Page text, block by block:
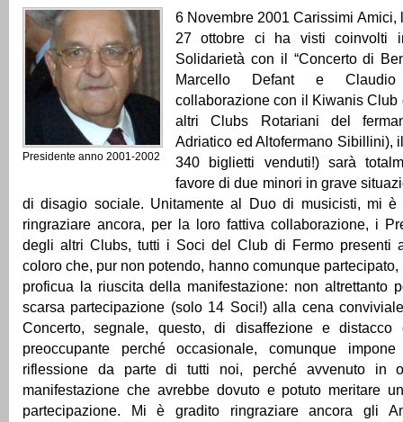
Presidente anno 2001-2002
6 Novembre 2001 Carissimi Amici,
27 ottobre ci ha visti coinvolti
Solidarietà con il “Concerto di
Marcello Defant e
collaborazione con il Kiwanis Club
altri Clubs Rotariani del
Adriatico ed Altofermano Sibillini),
340 biglietti venduti!) sarà
favore di due minori in grave
di disagio sociale. Unitamente al Duo di musicisti, mi è
ringraziare ancora, per la loro fattiva collaborazione, i
degli altri Clubs, tutti i Soci del Club di Fermo presenti
coloro che, pur non potendo, hanno comunque
proficua la riuscita della manifestazione: non altrettanto
scarsa partecipazione (solo 14 Soci!) alla cena
Concerto, segnale, questo, di disaffezione e
preoccupante perché occasionale, comunque
riflessione da parte di tutti noi, perché avvenuto in
manifestazione che avrebbe dovuto e potuto meritare
partecipazione. Mi è gradito ringraziare ancora gli